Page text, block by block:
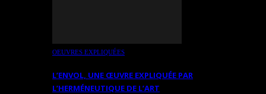
OEUVRES EXPLIQUÉES
L’ENVOL, UNE ŒUVRE EXPLIQUÉE PAR
L’HERMÉNEUTIQUE DE L’ART